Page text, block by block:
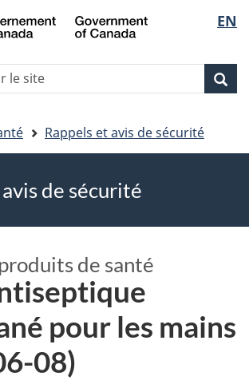
Skip
to
Skip
to
Passer
à
HTML
de
la
EN
Rappels et avis de sécurité
de sécurité
de santé
pour les mains
08)